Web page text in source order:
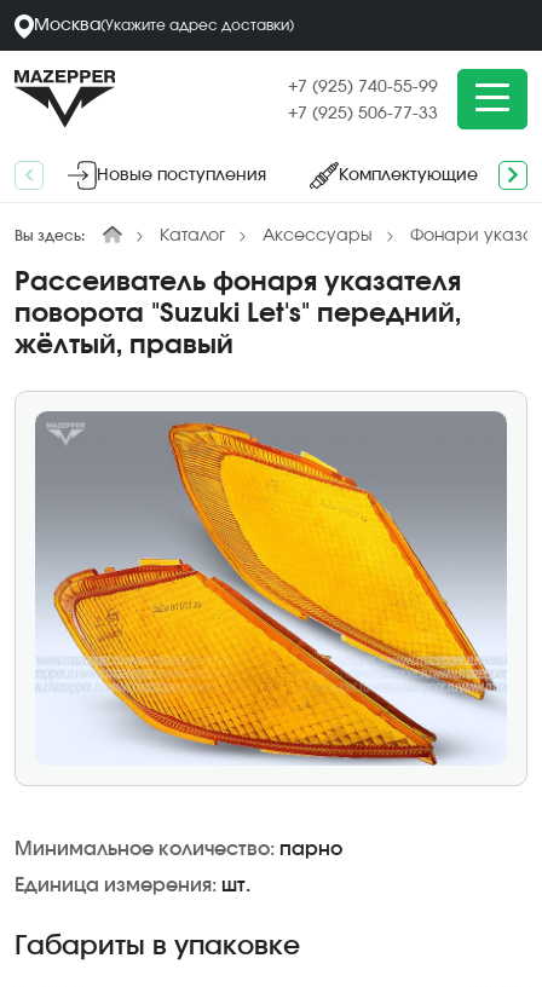
Москва(Укажите адрес доставки)
+7 (925) 740-55-99
+7 (925) 506-77-33
Новые поступления Комплектующие
Вы здесь: Каталог Аксессуары Фонари
Рассеиватель фонаря указателя
поворота "Suzuki Let's" передний,
жёлтый, правый
Минимальное количество: парно
Единица измерения: шт.
Габариты в упаковке